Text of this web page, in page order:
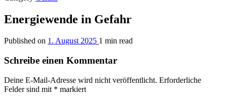
Energiewende in Gefahr
Published on 1. August 2025 1 min read
Schreibe einen Kommentar
Deine E-Mail-Adresse wird nicht veröffentlicht. Erforderliche
Felder sind mit * markiert